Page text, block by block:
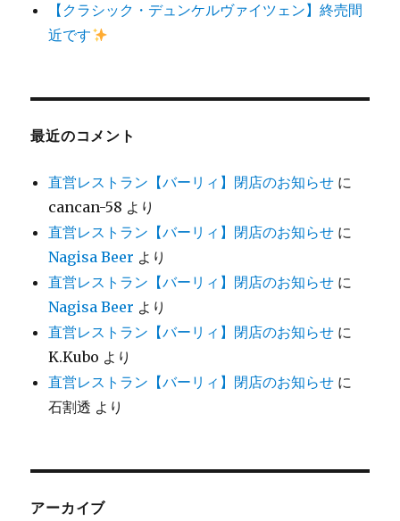
【クラシック・デュンケルヴァイツェン】終売間
近です
最近のコメント
直営レストラン【バーリィ】閉店のお知らせ に
cancan-58 より
直営レストラン【バーリィ】閉店のお知らせ に
Nagisa Beer より
直営レストラン【バーリィ】閉店のお知らせ に
Nagisa Beer より
直営レストラン【バーリィ】閉店のお知らせ に
K.Kubo より
直営レストラン【バーリィ】閉店のお知らせ に
石割透 より
アーカイブ